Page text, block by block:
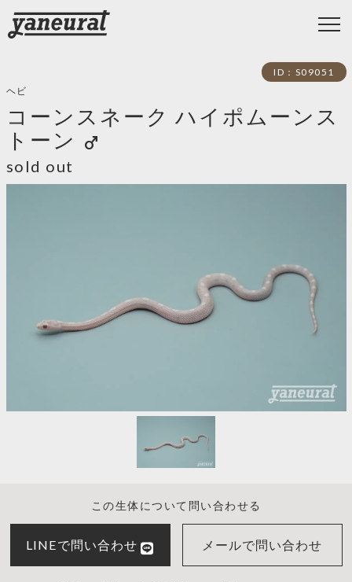
この生体について問い合わせる
LINEで問い合わせ メールで問い合わせ
ID：S09051
ヘビ
コーンスネーク ハイポムーンス
トーン male
sold out